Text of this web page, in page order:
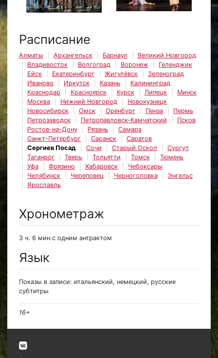
Расписание
Алматы Архангельск Барнаул
Великий Новгород
Владивосток
Волгоград Воронеж
Геленджик
Ейск
Екатеринбург Жигулёвск
Зеленоград
Иваново
Иркутск Казань
Калининград
Краснодар
Красноярск Курск Липецк
Минск
Москва
Нижний Новгород
Новокузнецк
Новосибирск
Омск Оренбург Пенза
Пермь
Петрозаводск
Петропавловск-Камчатский
Псков
Ростов-на-Дону
Рязань
Самара
Санкт-Петербург
Саранск
Саратов
Сергиев Посад
Сочи Старый Оскол
Сургут
Таганрог
Тверь Тольятти Томск
Тюмень
Уфа
Фрязино Хабаровск
Чебоксары
Челябинск
Череповец Черноголовка
Энгельс
Ярославль
Хронометраж
3 ч. 6 мин.с одним антрактом
Язык
Показы в записи: итальянский, немецкий, русские
субтитры
16+